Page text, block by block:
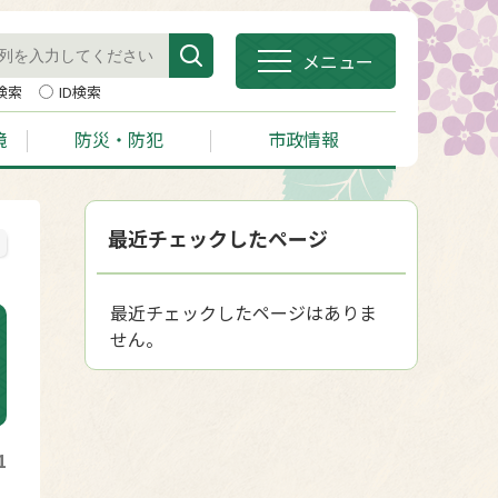
索 ID検索
メニュー
防災・防犯 市政情報
最近チェックしたページ
最近チェックしたページはありま
せん。